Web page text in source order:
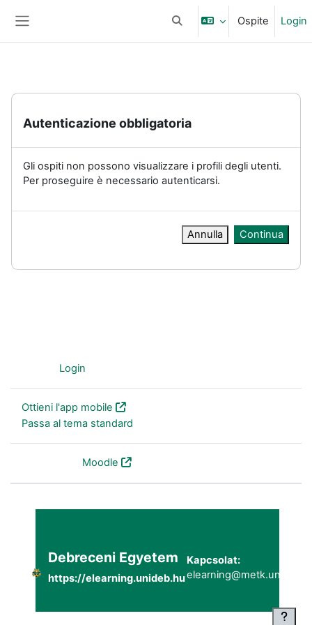
Attiva/disattiva input di
Ospite Login
Autenticazione obbligatoria
Gli ospiti non possono visualizzare i profili degli utenti.
Per proseguire è necessario autenticarsi.
Annulla Continua
Login
Ottieni l'app mobile
Passa al tema standard
Moodle
Debreceni Egyetem
https://elearning.unideb.hu
Kapcsolat: